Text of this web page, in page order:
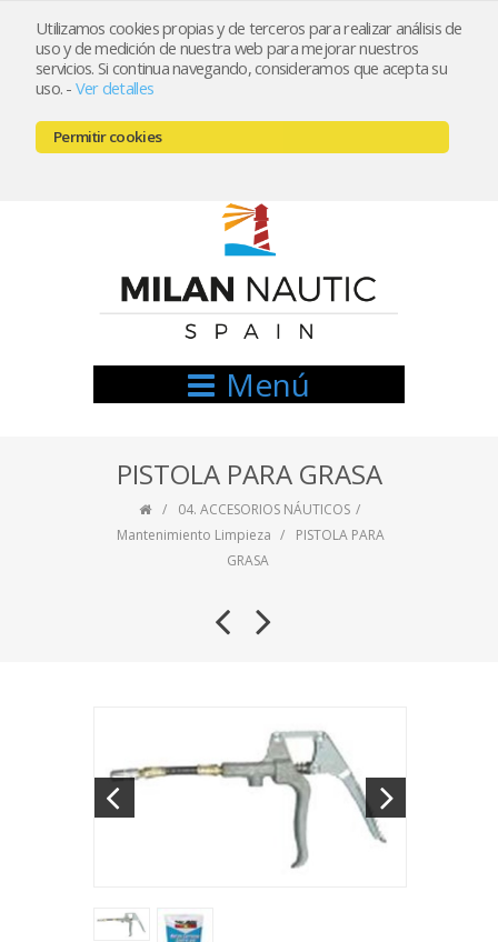
Utilizamos cookies propias y de terceros para realizar análisis de
uso y de medición de nuestra web para mejorar nuestros
servicios. Si continua navegando, consideramos que acepta su
uso. - Ver detalles
Permitir cookies
Registrarse Mi cuenta
666521122 // 654999333
Menú
PISTOLA PARA GRASA
04. ACCESORIOS NÁUTICOS
Mantenimiento Limpieza
PISTOLA PARA
GRASA